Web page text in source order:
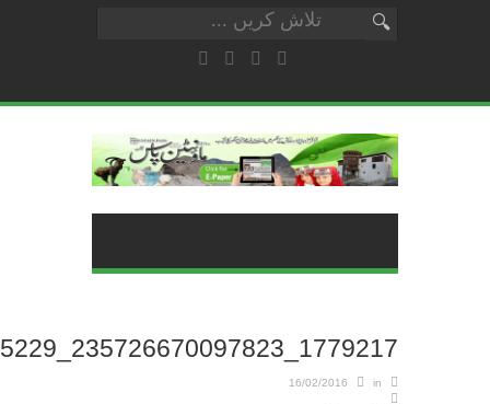
1779217_235726670097823_4262634233683815229_n
in
16/02/2016